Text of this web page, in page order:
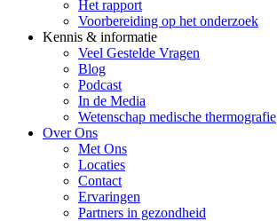
Het rapport
Voorbereiding op het onderzoek
Kennis & informatie
Veel Gestelde Vragen
Blog
Podcast
In de Media
Wetenschap medische thermografie
Over Ons
Met Ons
Locaties
Contact
Ervaringen
Partners in gezondheid